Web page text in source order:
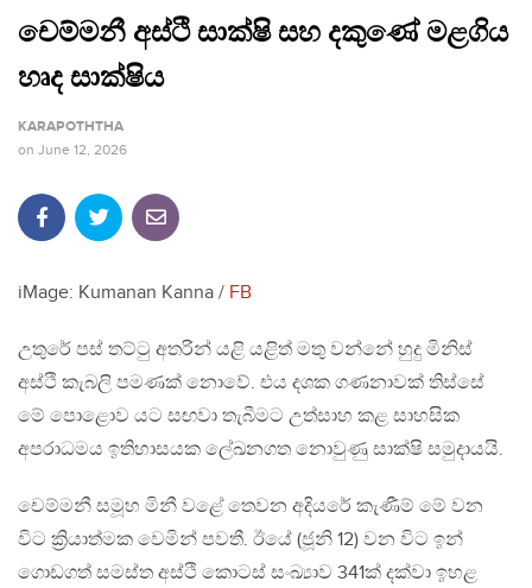
චෙම්මනී අස්ථි සාක්ෂි සහ දකුණේ මළගිය
හෘද සාක්ෂිය
KARAPOTHTHA
on June 12, 2026
iMage: Kumanan Kanna / FB
උතුරේ පස් තට්ටු අතරින් යළි යළිත් මතු වන්නේ හුදු මිනිස්
අස්ථි කැබලි පමණක් නොවේ. එය දශක ගණනාවක් තිස්සේ
මේ පොළොව යට සඟවා තැබීමට උත්සාහ කළ සාහසික
අපරාධමය ඉතිහාසයක ලේඛනගත නොවුණු සාක්ෂි සමුදායයි.
චෙම්මනී සමූහ මිනී වළේ තෙවන අදියරේ කැණීම් මේ වන
විට ක්‍රියාත්මක වෙමින් පවතී. ඊයේ (ජූනි 12) වන විට ඉන්
ගොඩගත් සමස්ත අස්ථි කොටස් සංඛ්‍යාව 341ක් දක්වා ඉහළ